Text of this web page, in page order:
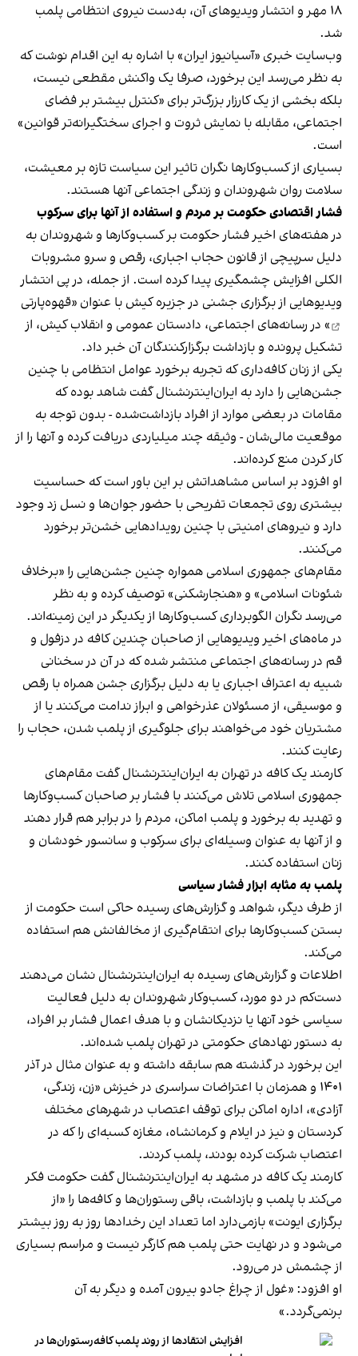
۱۸ مهر و انتشار ویدیوهای آن، به‌دست نیروی انتظامی پلمب
شد.
وب‌سایت خبری «آسیانیوز ایران» با اشاره به این اقدام نوشت که
به نظر می‌رسد این برخورد، صرفا یک واکنش مقطعی نیست،
بلکه بخشی از یک کارزار بزرگ‌تر برای «کنترل بیشتر بر فضای
اجتماعی، مقابله با نمایش ثروت و اجرای سختگیرانه‌تر قوانین»
است.
بسیاری از کسب‌وکارها نگران تاثیر این سیاست‌ تازه بر معیشت،
سلامت روان شهروندان و زندگی اجتماعی آنها هستند.
فشار اقتصادی حکومت بر مردم و استفاده از آنها برای سرکوب
در هفته‌های اخیر فشار حکومت بر کسب‌وکارها و شهروندان به
دلیل سرپیچی از قانون حجاب اجباری، رقص و سرو مشروبات
الکلی افزایش چشمگیری پیدا کرده است. از جمله، در پی انتشار
ویدیوهایی از برگزاری جشنی در جزیره کیش با عنوان «قهوه‌پارتی
» در رسانه‌های اجتماعی، دادستان عمومی و انقلاب کیش، از
تشکیل پرونده و بازداشت برگزارکنندگان آن خبر داد.
یکی از زنان کافه‌داری که تجربه برخورد عوامل انتظامی با چنین
جشن‌هایی را دارد به ایران‌اینترنشنال گفت شاهد بوده که
مقامات در بعضی موارد از افراد بازداشت‌‌شده - بدون توجه به
موقعیت مالی‌شان - وثیقه چند میلیاردی دریافت کرده و آنها را از
کار کردن منع کرده‌اند.
او افزود بر اساس مشاهداتش بر این باور است که حساسیت
بیشتری روی تجمعات تفریحی با حضور جوان‌ها و نسل زد وجود
دارد و نیروهای امنیتی با چنین رویدادهایی خشن‌تر برخورد
می‌کنند.
مقام‌های جمهوری اسلامی همواره چنین جشن‌هایی را «برخلاف
شئونات اسلامی» و «هنجارشکنی» توصیف کرده و به نظر
می‌رسد نگران الگوبرداری کسب‌وکارها از یکدیگر در این زمینه‌اند.
در ماه‌های اخیر ویدیوهایی از صاحبان چندین کافه در دزفول و
قم در رسانه‌های اجتماعی منتشر شده که در آن در سخنانی
شبیه به اعتراف اجباری یا به دلیل برگزاری جشن همراه با رقص
و موسیقی، از مسئولان عذرخواهی و ابراز ندامت می‌کنند یا از
مشتریان خود می‌خواهند برای جلوگیری از پلمب شدن، حجاب را
رعایت کنند.
کارمند یک کافه در تهران به ایران‌اینترنشنال گفت مقام‌های
جمهوری اسلامی تلاش می‌کنند با فشار بر صاحبان کسب‌وکارها
و تهدید به برخورد و پلمب اماکن، مردم را در برابر هم قرار دهند
و از آنها به عنوان وسیله‌ای برای سرکوب و سانسور خودشان و
زنان استفاده کنند.
پلمب به مثابه ابزار فشار سیاسی
از طرف دیگر، شواهد و گزارش‌های رسیده حاکی است حکومت از
بستن کسب‌وکارها برای انتقام‌گیری از مخالفانش هم استفاده
می‌کند.
اطلاعات و گزارش‌های رسیده به ایران‌اینترنشنال نشان می‌دهند
دست‌کم در دو مورد، کسب‌وکار شهروندان به دلیل فعالیت
سیاسی خود آنها یا نزدیکانشان و با هدف اعمال فشار بر افراد،
به دستور نهادهای حکومتی در تهران پلمب شده‌اند.
این برخورد در گذشته هم سابقه داشته و به عنوان مثال در آذر
۱۴۰۱ و همزمان با اعتراضات سراسری در خیزش «زن، زندگی،
آزادی»، اداره اماکن برای توقف اعتصاب در شهرهای مختلف
کردستان و نیز در ایلام و کرمانشاه، مغازه کسبه‌ای را که در
اعتصاب شرکت کرده بودند، پلمب کردند.
کارمند یک کافه در مشهد به ایران‌اینترنشنال گفت حکومت فکر
می‌کند با پلمب و بازداشت، باقی رستوران‌ها و کافه‌ها را «از
برگزاری ایونت» بازمی‌دارد اما تعداد این رخدادها روز به روز بیشتر
می‌شود و در نهایت حتی پلمب هم کارگر نیست و مراسم بسیاری
از چشمش در می‌رود.
او افزود: «غول از چراغ جادو بیرون آمده و دیگر به آن
برنمی‎‌گردد.»
افزایش انتقادها از روند پلمب کافه‌رستوران‌ها در